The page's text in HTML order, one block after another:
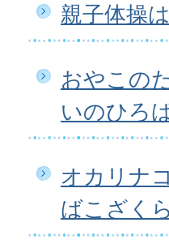
親子体操
おやこの
いのひろ
オカリナ
ばこざく